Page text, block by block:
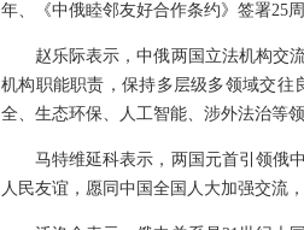
年、《中俄睦邻友好合作条约》签署25
赵乐际表示，中俄两国立法机构交
机构职能职责，保持多层级多领域交往
全、生态环保、人工智能、涉外法治等
马特维延科表示，两国元首引领俄
人民友谊，愿同中国全国人大加强交流